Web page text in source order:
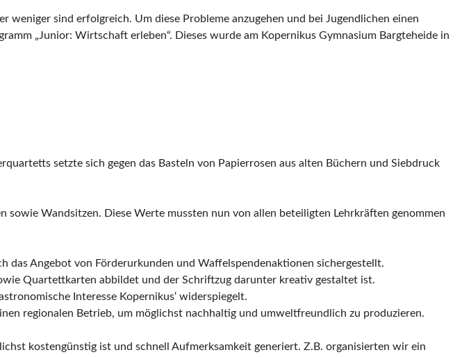
sind erfolgreich. Um diese Probleme anzugehen und bei Jugendlichen einen
„Junior: Wirtschaft erleben“. Dieses wurde am Kopernikus Gymnasium Bargteheide in
setzte sich gegen das Basteln von Papierrosen aus alten Büchern und Siebdruck
Wandsitzen. Diese Werte mussten nun von allen beteiligten Lehrkräften genommen
Angebot von Förderurkunden und Waffelspendenaktionen sichergestellt.
Quartettkarten abbildet und der Schriftzug darunter kreativ gestaltet ist.
Interesse Kopernikus‘ widerspiegelt.
regionalen Betrieb, um möglichst nachhaltig und umweltfreundlich zu produzieren.
kostengünstig ist und schnell Aufmerksamkeit generiert. Z.B. organisierten wir ein